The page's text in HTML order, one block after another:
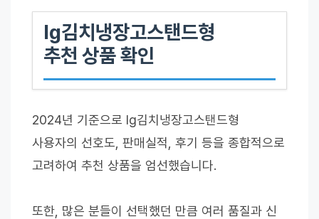
lg김치냉장고스탠드형
추천 상품 확인
2024년 기준으로 lg김치냉장고스탠드형
사용자의 선호도, 판매실적, 후기 등을 종합적으로
고려하여 추천 상품을 엄선했습니다.
또한, 많은 분들이 선택했던 만큼 여러 품질과 신